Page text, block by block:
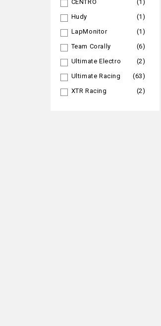
CENTRO
(1)
Hudy
(1)
LapMonitor
(1)
Team Corally
(6)
Ultimate Electro
(2)
Ultimate Racing
(63)
XTR Racing
(2)